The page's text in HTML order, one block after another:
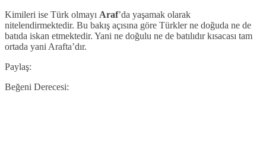
Kimileri ise Türk olmayı Araf’da yaşamak olarak
nitelendirmektedir. Bu bakış açısına göre Türkler ne doğuda ne de
batıda iskan etmektedir. Yani ne doğulu ne de batılıdır kısacası tam
ortada yani Arafta’dır.
Paylaş:
Beğeni Derecesi: